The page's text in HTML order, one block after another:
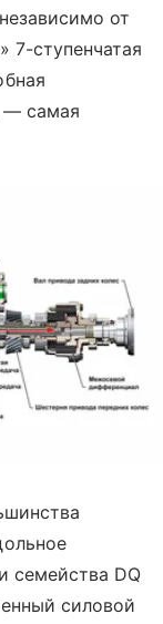
от
7-ступенчатая
— самая
семейства DQ
силовой